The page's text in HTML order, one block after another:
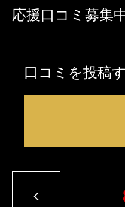
応援口コミ募集
口コミを投稿